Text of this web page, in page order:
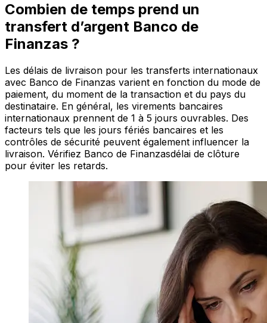
Combien de temps prend un
transfert d’argent Banco de
Finanzas ?
Les délais de livraison pour les transferts internationaux
avec Banco de Finanzas varient en fonction du mode de
paiement, du moment de la transaction et du pays du
destinataire. En général, les virements bancaires
internationaux prennent de 1 à 5 jours ouvrables. Des
facteurs tels que les jours fériés bancaires et les
contrôles de sécurité peuvent également influencer la
livraison. Vérifiez Banco de Finanzasdélai de clôture
pour éviter les retards.